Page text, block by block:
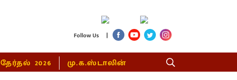
Follow Us |
தேர்தல் 2026 மு.க.ஸ்டாலின்